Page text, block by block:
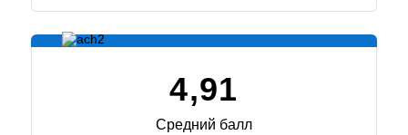
4,91
Средний балл